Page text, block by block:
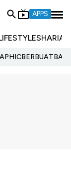
APPS
SHARIA